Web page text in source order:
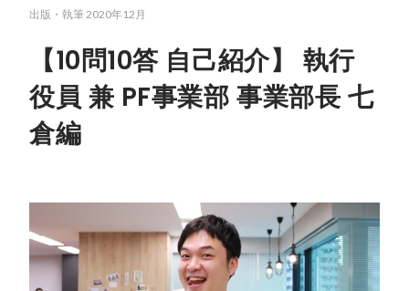
出版・執筆 2020年12月
【10問10答 自己紹介】 執行
役員 兼 PF事業部 事業部長 七
倉編